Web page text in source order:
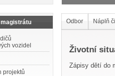
vozidel
projektů
Odbor Náplň
Životní
Zápisy dětí do